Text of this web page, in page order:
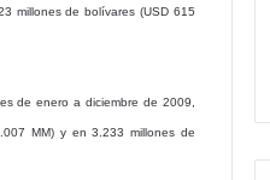
millones de bolívares (USD 615
de enero a diciembre de 2009,
MM) y en 3.233 millones de